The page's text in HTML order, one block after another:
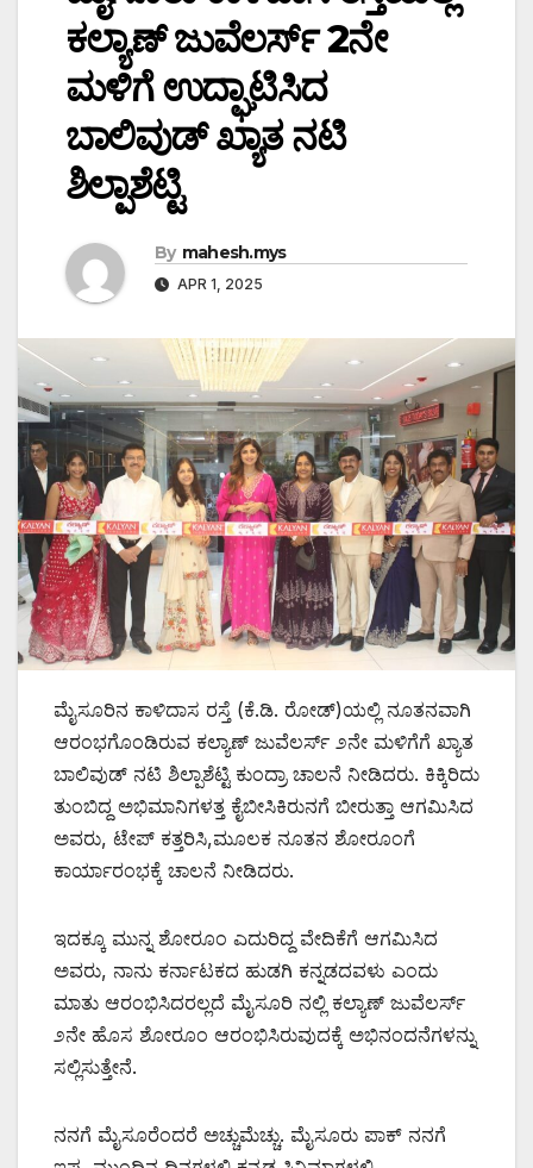
ಕಲ್ಯಾಣ್ ಜುವೆಲರ್ಸ್ 2ನೇ
ಮಳಿಗೆ ಉದ್ಘಾಟಿಸಿದ
ಬಾಲಿವುಡ್ ಖ್ಯಾತ ನಟಿ
ಶಿಲ್ಪಾಶೆಟ್ಟಿ
By mahesh.mys
APR 1, 2025
ಮೈಸೂರಿನ ಕಾಳಿದಾಸ ರಸ್ತೆ (ಕೆ.ಡಿ. ರೋಡ್)ಯಲ್ಲಿ ನೂತನವಾಗಿ
ಆರಂಭಗೊಂಡಿರುವ ಕಲ್ಯಾಣ್ ಜುವೆಲರ್ಸ್ ೨ನೇ ಮಳಿಗೆಗೆ ಖ್ಯಾತ
ಬಾಲಿವುಡ್ ನಟಿ ಶಿಲ್ಪಾಶೆಟ್ಟಿ ಕುಂದ್ರಾ ಚಾಲನೆ ನೀಡಿದರು. ಕಿಕ್ಕಿರಿದು
ತುಂಬಿದ್ದ ಅಭಿಮಾನಿಗಳತ್ತ ಕೈಬೀಸಿಕಿರುನಗೆ ಬೀರುತ್ತಾ ಆಗಮಿಸಿದ
ಅವರು, ಟೇಪ್ ಕತ್ತರಿಸಿ,ಮೂಲಕ ನೂತನ ಶೋರೂಂಗೆ
ಕಾರ್ಯಾರಂಭಕ್ಕೆ ಚಾಲನೆ ನೀಡಿದರು.
ಇದಕ್ಕೂ ಮುನ್ನ ಶೋರೂಂ ಎದುರಿದ್ದ ವೇದಿಕೆಗೆ ಆಗಮಿಸಿದ
ಅವರು, ನಾನು ಕರ್ನಾಟಕದ ಹುಡಗಿ ಕನ್ನಡದವಳು ಎಂದು
ಮಾತು ಆರಂಭಿಸಿದರಲ್ಲದೆ ಮೈಸೂರಿ ನಲ್ಲಿ ಕಲ್ಯಾಣ್ ಜುವೆಲರ್ಸ್
೨ನೇ ಹೊಸ ಶೋರೂಂ ಆರಂಭಿಸಿರುವುದಕ್ಕೆ ಅಭಿನಂದನೆಗಳನ್ನು
ಸಲ್ಲಿಸುತ್ತೇನೆ.
ನನಗೆ ಮೈಸೂರೆಂದರೆ ಅಚ್ಚುಮೆಚ್ಚು. ಮೈಸೂರು ಪಾಕ್ ನನಗೆ